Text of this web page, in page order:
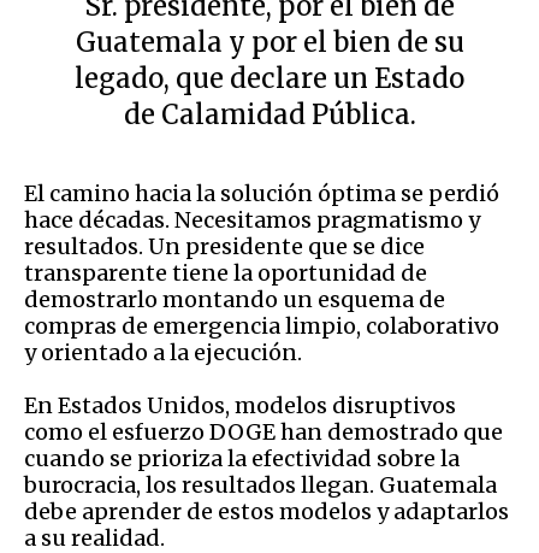
Guatemala y por el bien de su
legado, que declare un Estado
de Calamidad Pública.
El camino hacia la solución óptima se perdió
hace décadas. Necesitamos pragmatismo y
resultados. Un presidente que se dice
transparente tiene la oportunidad de
demostrarlo montando un esquema de
compras de emergencia limpio, colaborativo
y orientado a la ejecución.
En Estados Unidos, modelos disruptivos
como el esfuerzo DOGE han demostrado que
cuando se prioriza la efectividad sobre la
burocracia, los resultados llegan. Guatemala
debe aprender de estos modelos y adaptarlos
a su realidad.